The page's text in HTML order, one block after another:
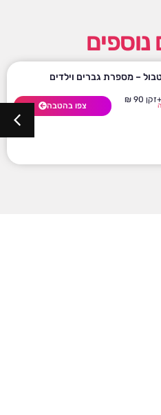
נוספים
– מספרת גברים וילדים
90 ₪
צפו בהטבה